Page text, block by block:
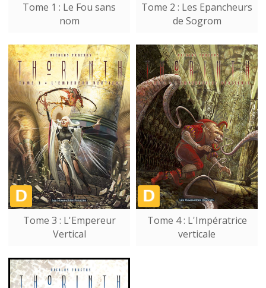
Tome 1 : Le Fou sans
nom
Tome 2 : Les Epancheurs
de Sogrom
Tome 3 : L'Empereur
Vertical
Tome 4 : L'Impératrice
verticale